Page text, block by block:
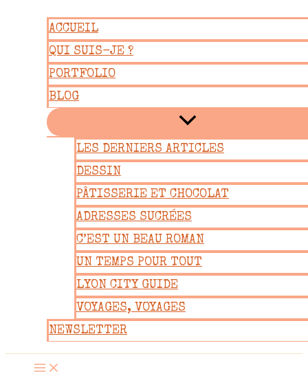
contenu
ACCUEIL
QUI SUIS-JE ?
PORTFOLIO
BLOG
LES DERNIERS ARTICLES
DESSIN
PÂTISSERIE ET CHOCOLAT
ADRESSES SUCRÉES
C’EST UN BEAU ROMAN
UN TEMPS POUR TOUT
LYON CITY GUIDE
VOYAGES, VOYAGES
NEWSLETTER